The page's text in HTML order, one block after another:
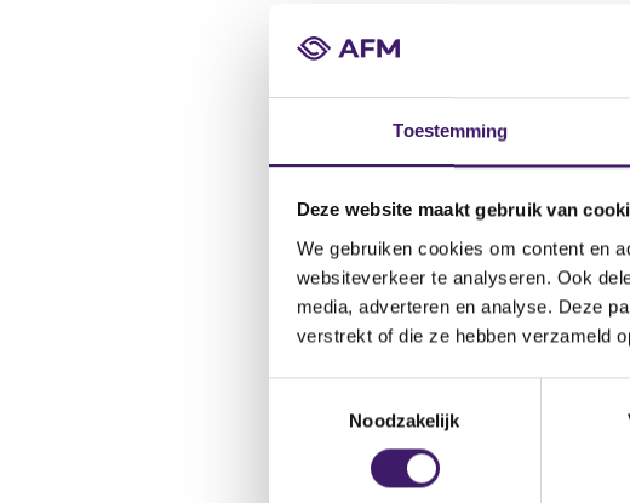
Toestemming
Deze website maakt gebruik van
We gebruiken cookies om content en
websiteverkeer te analyseren. Ook
media, adverteren en analyse. Deze
verstrekt of die ze hebben verzameld
Noodzakelijk
aanbevelingen serieuze
volgende editie. Negeren of
dat we lering trekken uit de
enquête daarvoor de beste
Veilige situatie
en maatschappelijk herstel.
een onafhankelijk instrument
volgens psycholoog Amy